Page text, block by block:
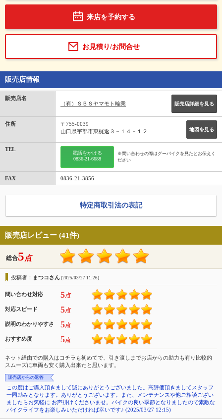
来店を予約する
お見積り/お問合せ
販売店情報
販売店名
（有）ＳＢＳヤマモト輪業
販売店詳細を見る
住所
地図を見る
〒755-0039
山口県宇部市東梶返３－１４－１２
TEL
電話をかける
0836-21-6688
※問い合わせの際はグーバイクを見たとお伝えく
ださい
FAX 0836-21-3856
特定商取引法の表記
販売店レビュー (41件)
総合5点
投稿者： まつコさん (2025/03/27 11:26)
問い合わせ対応 5点
対応スピード 5点
説明のわかりやすさ 5点
おすすめ度 5点
ネット経由での購入はコチラも初めてで、引き渡しまでお店からの助力も有り比較的
スムーズに車両も安く購入出来たと思います。
販売店からの返答
この度はご購入頂きまして誠にありがとうございました。高評価頂きましてスタッフ
一同励みとなります。ありがとうございます。また、メンテナンスや他ご相談ござい
ましたらお気軽に お声掛けくださいませ。バイクの良い季節となりましたので素敵な
バイクライフをお楽しみいただければ幸いです♪ (2025/03/27 12:15)